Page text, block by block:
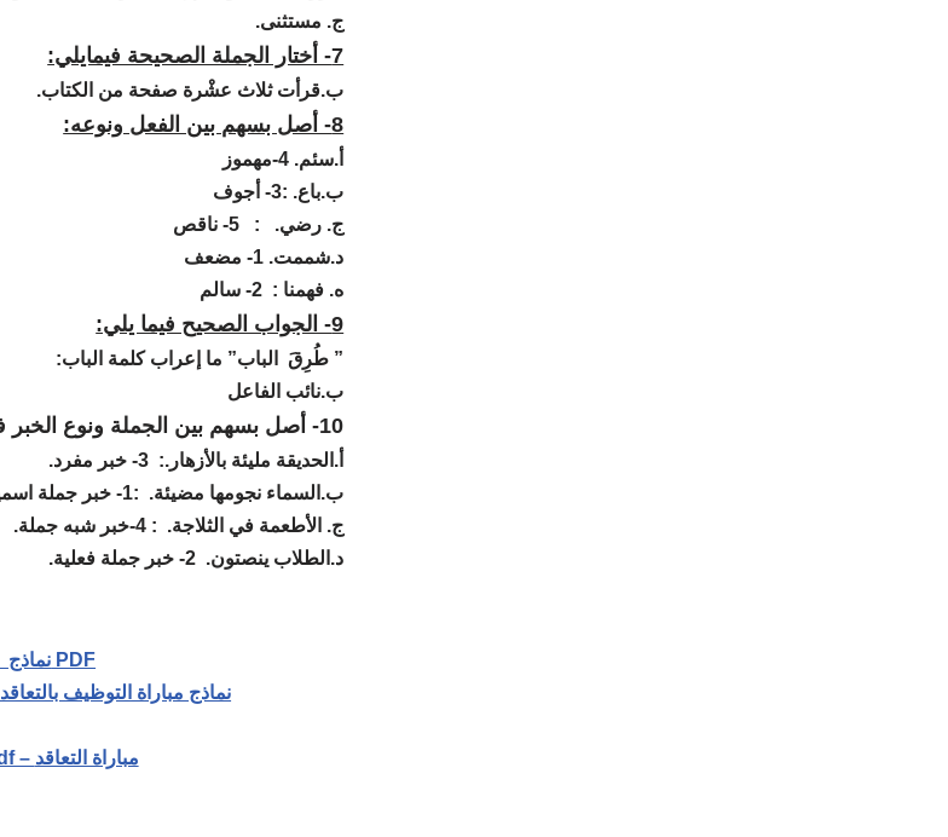
ج. مستثنى.
7- أختار الجملة الصحيحة فيمايلي:
ب.قرأت ثلاث عشْرة صفحة من الكتاب.
8- أصل بسهم بين الفعل ونوعه:
أ.سئم. 4-مهموز
ب.باع. :3- أجوف
ج. رضي. :
د.شممت. 1- مضعف
ه. فهمنا :
9- الجواب الصحيح فيما يلي:
” طُرِقَ الباب” ما إعراب كلمة الباب:
ب.نائب الفاعل
10- أصل بسهم بين الجملة ونوع الخبر فيها.
أ.الحديقة مليئة بالأزهار.:
ب.السماء نجومها مضيئة. :1- خبر جملة اسمية.
ج. الأطعمة في الثلاجة. :
د.الطلاب ينصتون. 2- خبر جملة فعلية.
نماذج مباراة التعليم بالتعاقد 2018 على شكل PDF
نماذج مباراة التوظيف بالتعاقد 2017 : مادة مستجدات نظام التربية و التكوين + التصحيح
نماذج مباريات التعليم الابتدائي مع التصحيح pdf – مباراة التعاقد